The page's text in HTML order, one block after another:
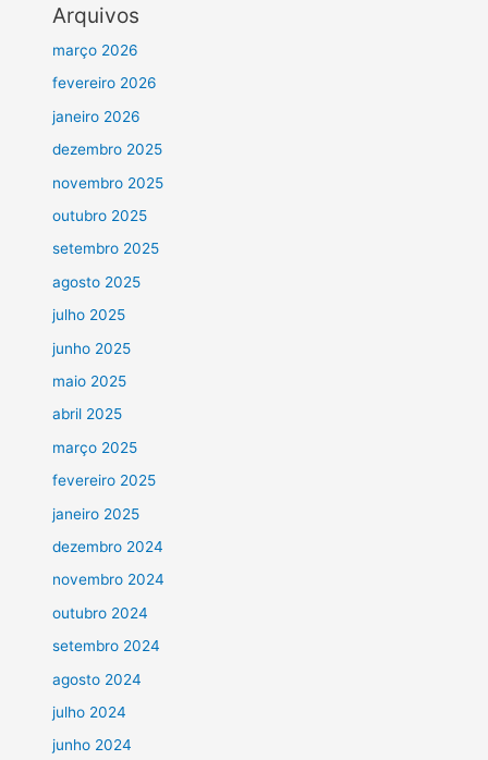
Arquivos
março 2026
fevereiro 2026
janeiro 2026
dezembro 2025
novembro 2025
outubro 2025
setembro 2025
agosto 2025
julho 2025
junho 2025
maio 2025
abril 2025
março 2025
fevereiro 2025
janeiro 2025
dezembro 2024
novembro 2024
outubro 2024
setembro 2024
agosto 2024
julho 2024
junho 2024